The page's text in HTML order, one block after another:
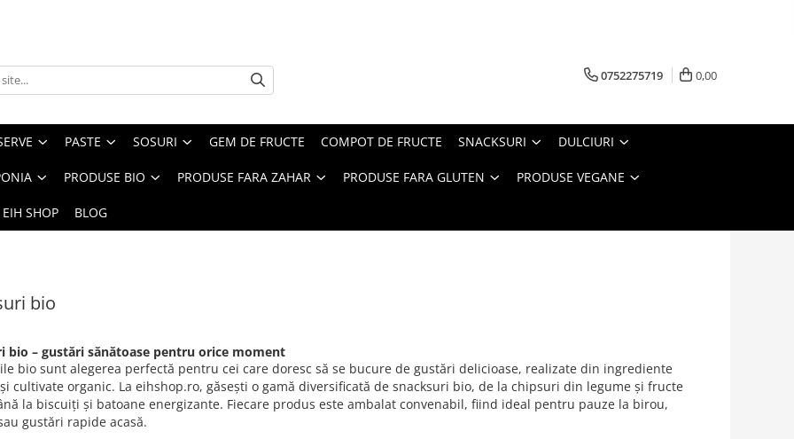
0752275719 0,00
PASTE SOSURI GEM DE FRUCTE COMPOT DE FRUCTE SNACKSURI DULCIURI
PRODUSE BIO PRODUSE FARA ZAHAR PRODUSE FARA GLUTEN PRODUSE VEGANE
SHOP BLOG
bio
bio – gustări sănătoase pentru orice moment
bio sunt alegerea perfectă pentru cei care doresc să se bucure de gustări delicioase, realizate din ingrediente
cultivate organic. La eihshop.ro, găsești o gamă diversificată de snacksuri bio, de la chipsuri din legume și fructe
la biscuiți și batoane energizante. Fiecare produs este ambalat convenabil, fiind ideal pentru pauze la birou,
gustări rapide acasă.